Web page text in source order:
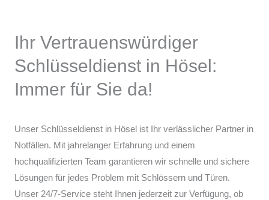
Ihr Vertrauenswürdiger
Schlüsseldienst in Hösel:
Immer für Sie da!
Unser Schlüsseldienst in Hösel ist Ihr verlässlicher Partner in
Notfällen. Mit jahrelanger Erfahrung und einem
hochqualifizierten Team garantieren wir schnelle und sichere
Lösungen für jedes Problem mit Schlössern und Türen.
Unser 24/7-Service steht Ihnen jederzeit zur Verfügung, ob